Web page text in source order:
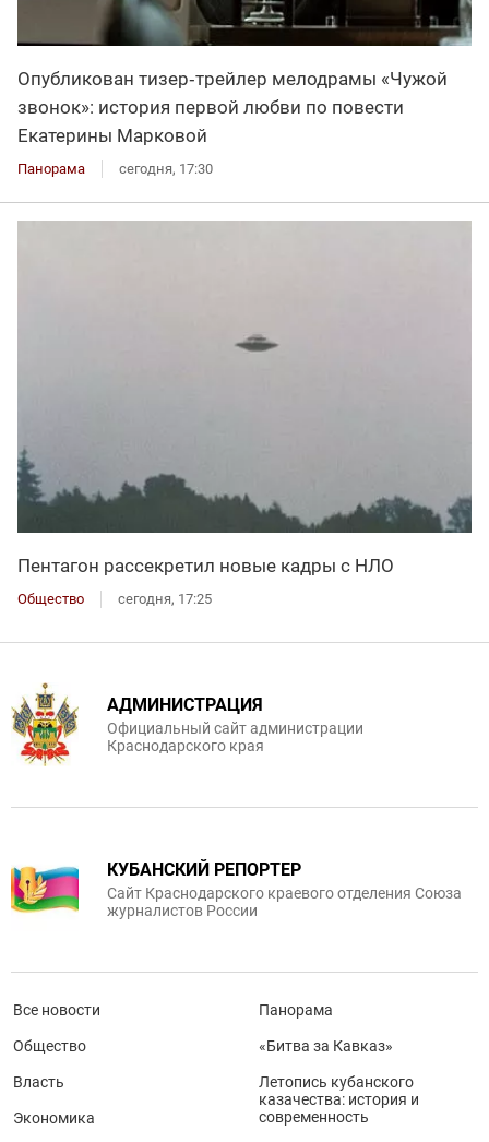
Опубликован тизер‑трейлер мелодрамы «Чужой
звонок»: история первой любви по повести
Екатерины Марковой
Панорама сегодня, 17:30
Пентагон рассекретил новые кадры с НЛО
Общество сегодня, 17:25
АДМИНИСТРАЦИЯ
Официальный сайт администрации
Краснодарского края
КУБАНСКИЙ РЕПОРТЕР
Сайт Краснодарского краевого отделения Союза
журналистов России
Все новости
Общество
Власть
Экономика
Панорама
«Битва за Кавказ»
Летопись кубанского
казачества: история и
современность